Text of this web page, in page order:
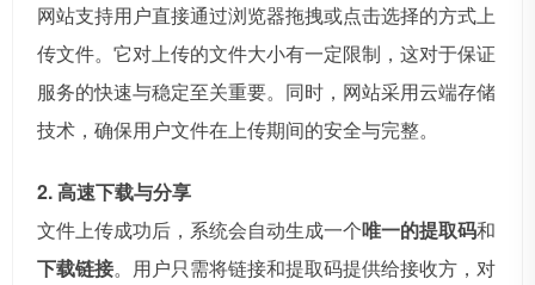
网站支持用户直接通过浏览器拖拽或点击选择的方式上
传文件。它对上传的文件大小有一定限制，这对于保证
服务的快速与稳定至关重要。同时，网站采用云端存储
技术，确保用户文件在上传期间的安全与完整。
2. 高速下载与分享
文件上传成功后，系统会自动生成一个唯一的提取码和
下载链接。用户只需将链接和提取码提供给接收方，对